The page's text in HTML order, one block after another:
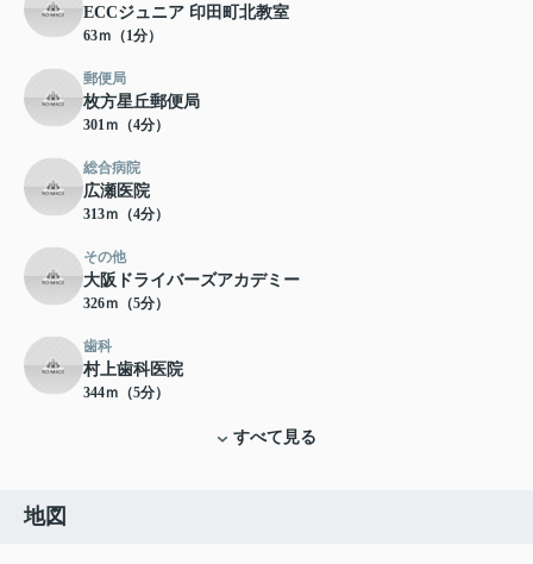
ECCジュニア 印田町北教室
63ｍ（1分）
郵便局
枚方星丘郵便局
301ｍ（4分）
総合病院
広瀬医院
313ｍ（4分）
その他
大阪ドライバーズアカデミー
326ｍ（5分）
歯科
村上歯科医院
344ｍ（5分）
すべて見る
地図